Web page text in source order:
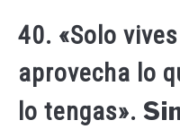
40. «Solo
aprovecha lo
lo tengas».